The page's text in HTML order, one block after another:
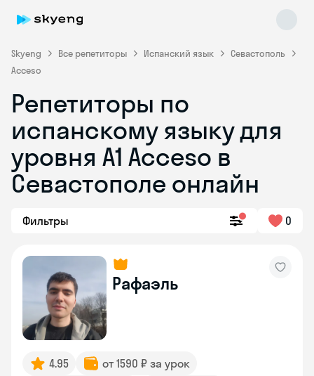
Skyeng Все репетиторы Испанский язык
Севастополь
Acceso
Репетиторы по
испанскому языку для
уровня A1 Acceso в
Севастополе онлайн
Фильтры 0
Рафаэль
4.95
от 1590 ₽ за урок
Skyeng Chat